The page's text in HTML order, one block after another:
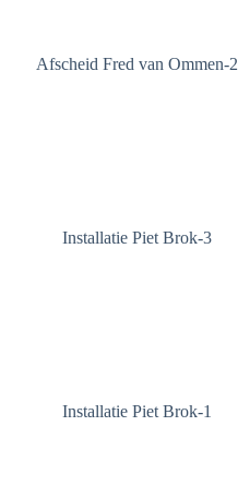
Afscheid Fred van Ommen-2
Installatie Piet Brok-3
Installatie Piet Brok-1